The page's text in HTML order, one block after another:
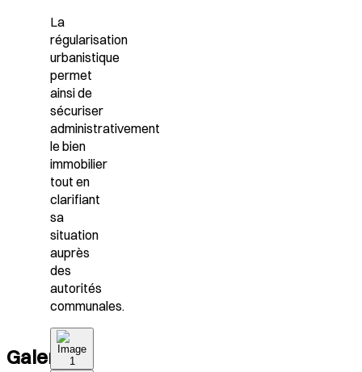
La
régularisation
urbanistique
permet
ainsi de
sécuriser
administrativement
le bien
immobilier
tout en
clarifiant
sa
situation
auprès
des
autorités
communales.
Galerie